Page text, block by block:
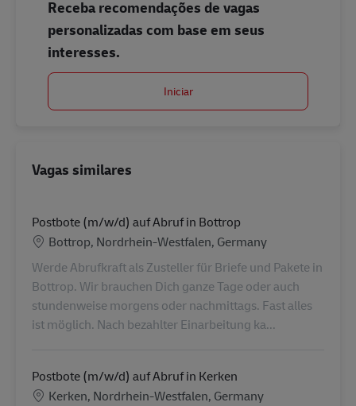
Receba recomendações de vagas
personalizadas com base em seus
interesses.
Iniciar
Vagas similares
Postbote (m/w/d) auf Abruf in Bottrop
Localização
Bottrop, Nordrhein-Westfalen, Germany
Werde Abrufkraft als Zusteller für Briefe und Pakete in
Bottrop. Wir brauchen Dich ganze Tage oder auch
stundenweise morgens oder nachmittags. Fast alles
ist möglich. Nach bezahlter Einarbeitung ka...
Postbote (m/w/d) auf Abruf in Kerken
Localização
Kerken, Nordrhein-Westfalen, Germany